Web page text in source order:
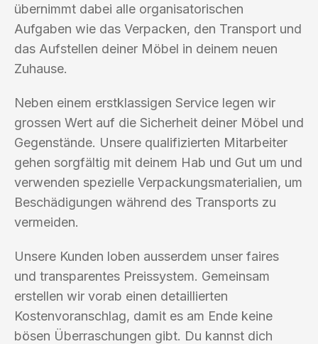
übernimmt dabei alle organisatorischen
Aufgaben wie das Verpacken, den Transport und
das Aufstellen deiner Möbel in deinem neuen
Zuhause.
Neben einem erstklassigen Service legen wir
grossen Wert auf die Sicherheit deiner Möbel und
Gegenstände. Unsere qualifizierten Mitarbeiter
gehen sorgfältig mit deinem Hab und Gut um und
verwenden spezielle Verpackungsmaterialien, um
Beschädigungen während des Transports zu
vermeiden.
Unsere Kunden loben ausserdem unser faires
und transparentes Preissystem. Gemeinsam
erstellen wir vorab einen detaillierten
Kostenvoranschlag, damit es am Ende keine
bösen Überraschungen gibt. Du kannst dich